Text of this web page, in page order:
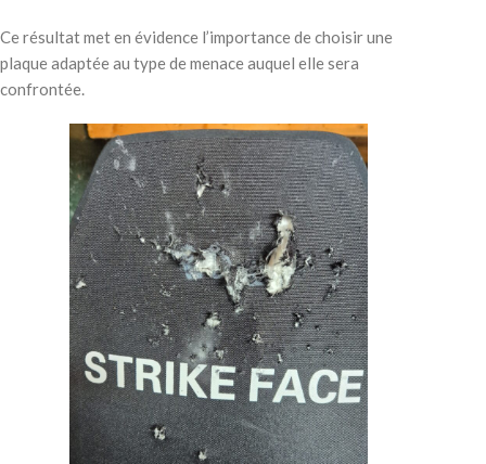
Ce résultat met en évidence l’importance de choisir une
plaque adaptée au type de menace auquel elle sera
confrontée.